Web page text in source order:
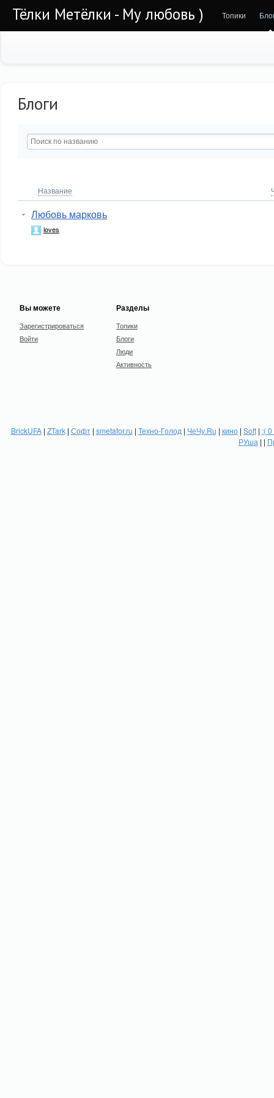
Тёлки Метёлки - Му любовь ) Топики
Блоги
Название
Любовь марковь
loves
Вы можете
Зарегистрироваться
Войти
Разделы
Топики
Блоги
Люди
Активность
BrickUFA| ZTark| Софт| smetafor.ru | Техно-Голод | ЧеЧу.Ru | кино| Soft| :(
РУша | |